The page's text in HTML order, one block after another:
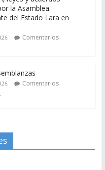
la Asamblea
del Estado Lara en
Comentarios
Comentarios